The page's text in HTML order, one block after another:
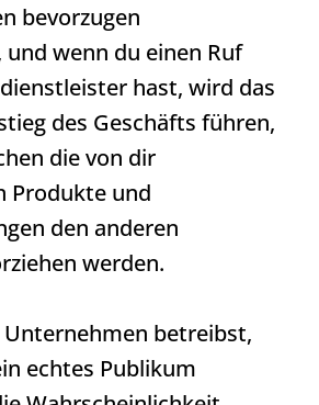
bevorzugen
wenn du einen Ruf
hast, wird das
des Geschäfts führen,
die von dir
Produkte und
den anderen
werden.
Unternehmen betreibst,
echtes Publikum